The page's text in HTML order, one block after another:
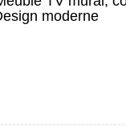
moderne